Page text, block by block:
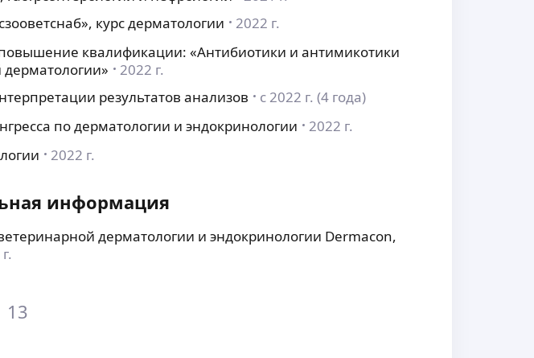
курс дерматологии
2022 г.
квалификации: «Антибиотики и антимикотики
2022 г.
результатов анализов
с 2022 г. (4 года)
по дерматологии и эндокринологии
2022 г.
2022 г.
информация
дерматологии и эндокринологии Dermacon,
13